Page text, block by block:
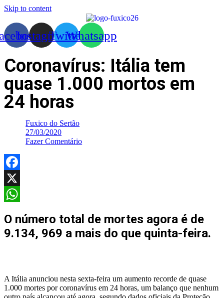
Skip to content
InstagramTwitterWhatsapp
Coronavírus: Itália tem
quase 1.000 mortos em
24 horas
Fuxico do Sertão
27/03/2020
Fazer Comentário
Facebook
X
O número total de mortes agora é de
9.134, 969 a mais do que quinta-feira.
A Itália anunciou nesta sexta-feira um aumento recorde de quase
1.000 mortes por coronavírus em 24 horas, um balanço que nenhum